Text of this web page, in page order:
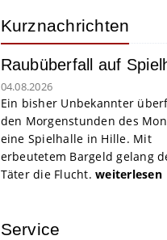
Kurznachrichten
Raubüberfall auf
04.08.2026
Ein bisher Unbekannter
den Morgenstunden des
eine Spielhalle in Hille. Mit
erbeutetem Bargeld gelang
Täter die Flucht. weiterlesen
Service